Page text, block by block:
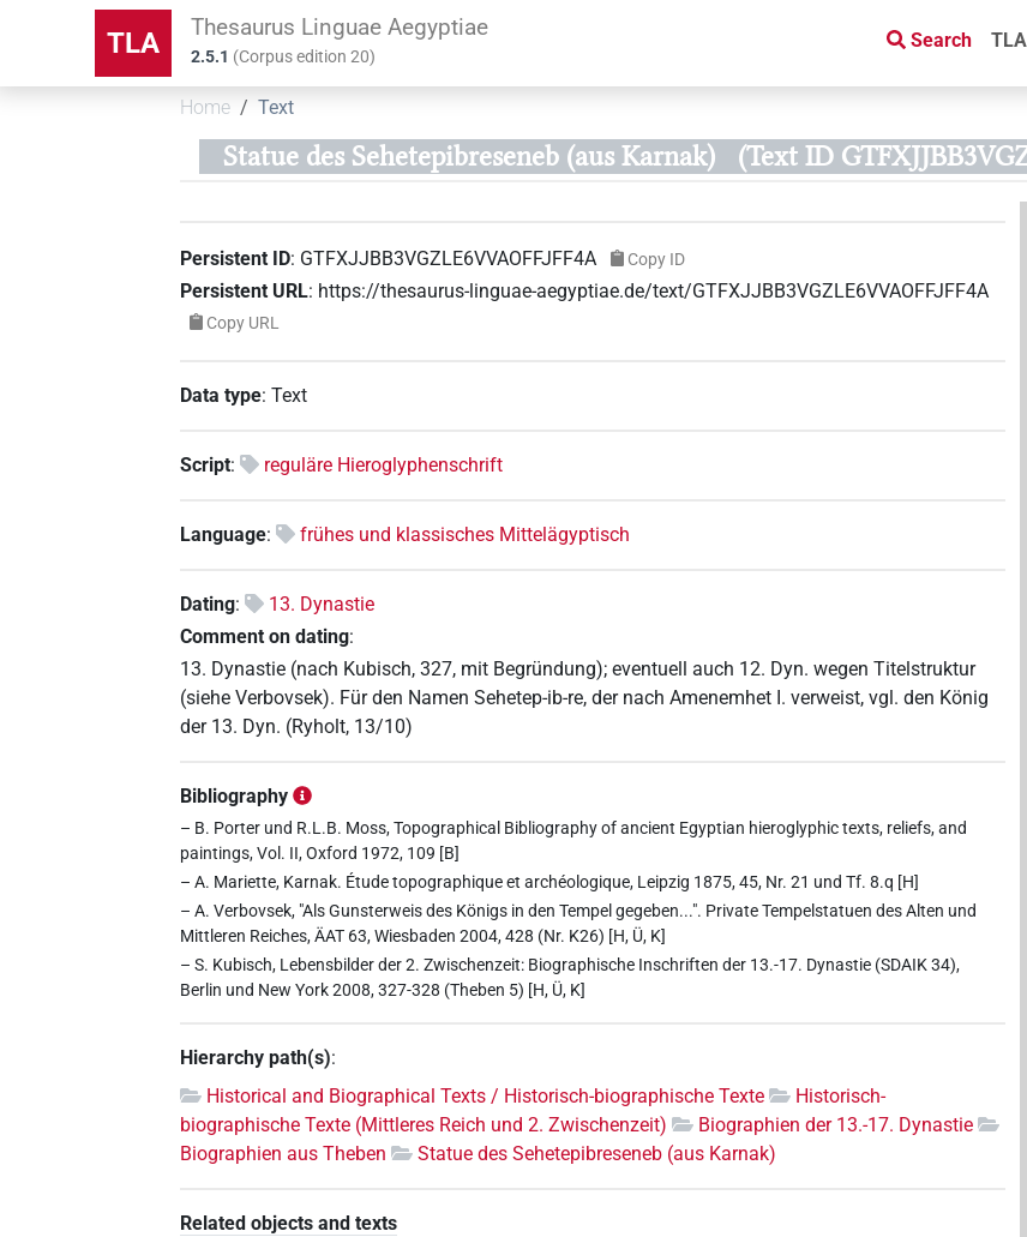
TLA Thesaurus Linguae Aegyptiae
2.5.1 (Corpus edition20)
Search TLA
Home Text
Statue des Sehetepibreseneb (aus Karnak) (Text ID
Persistent ID: GTFXJJBB3VGZLE6VVAOFFJFF4A Copy ID
Persistent URL: https://thesaurus-linguae-aegyptiae.de/text/GTFXJJBB3VGZLE6VVAOFFJFF4A
Copy URL
Data type:Text
Script: reguläre Hieroglyphenschrift
Language: frühes und klassisches Mittelägyptisch
Dating:
13. Dynastie
Comment on dating:
13. Dynastie (nach Kubisch, 327, mit Begründung); eventuell auch 12. Dyn. wegen Titelstruktur
(siehe Verbovsek). Für den Namen Sehetep-ib-re, der nach Amenemhet I. verweist, vgl. den König
der 13. Dyn. (Ryholt, 13/10)
Bibliography
– B. Porter und R.L.B. Moss, Topographical Bibliography of ancient Egyptian hieroglyphic texts, reliefs, and
paintings, Vol. II, Oxford 1972, 109 [B]
– A. Mariette, Karnak. Étude topographique et archéologique, Leipzig 1875, 45, Nr. 21 und Tf. 8.q [H]
– A. Verbovsek, "Als Gunsterweis des Königs in den Tempel gegeben...". Private Tempelstatuen des Alten und
Mittleren Reiches, ÄAT 63, Wiesbaden 2004, 428 (Nr. K26) [H, Ü, K]
– S. Kubisch, Lebensbilder der 2. Zwischenzeit: Biographische Inschriften der 13.-17. Dynastie (SDAIK 34),
Berlin und New York 2008, 327-328 (Theben 5) [H, Ü, K]
Hierarchy path(s):
Historical and Biographical Texts / Historisch-biographische Texte
Historisch-
biographische Texte (Mittleres Reich und 2. Zwischenzeit)
Biographien der 13.-17. Dynastie
Biographien aus Theben
Statue des Sehetepibreseneb (aus Karnak)
Related objects and texts